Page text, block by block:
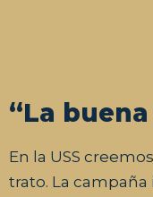
“La
En la USS
trato. La